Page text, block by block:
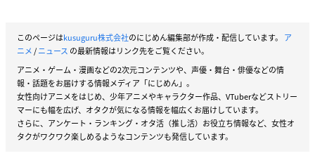
このページはkusuguru株式会社のにじめん編集部が作成・配信しています。 ア
ニメ/ニュース の最新情報はリンク先をご覧ください。
アニメ・ゲーム・漫画などの2次元コンテンツや、声優・舞台・俳優などの情
報・話題をお届けする情報メディア「にじめん」。
女性向けアニメをはじめ、少年アニメやキャラクター作品、VTuberなどストリー
マーにも幅を広げ、オタクが気になる情報を幅広くお届けしています。
さらに、アンケート・ランキング・オタ活（推し活）お役立ち情報など、女性オ
タクがワクワク楽しめるようなコンテンツも発信しています。